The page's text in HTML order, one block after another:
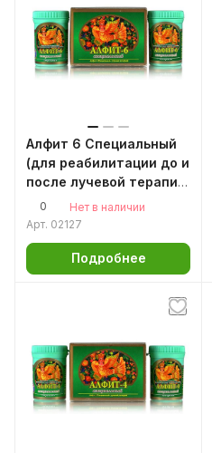
Алфит 6 Специальный
(для реабилитации до и
после лучевой терапии
зоны полости рта и
грудной клетки)
0
Нет в наличии
Арт. 02127
Подробнее